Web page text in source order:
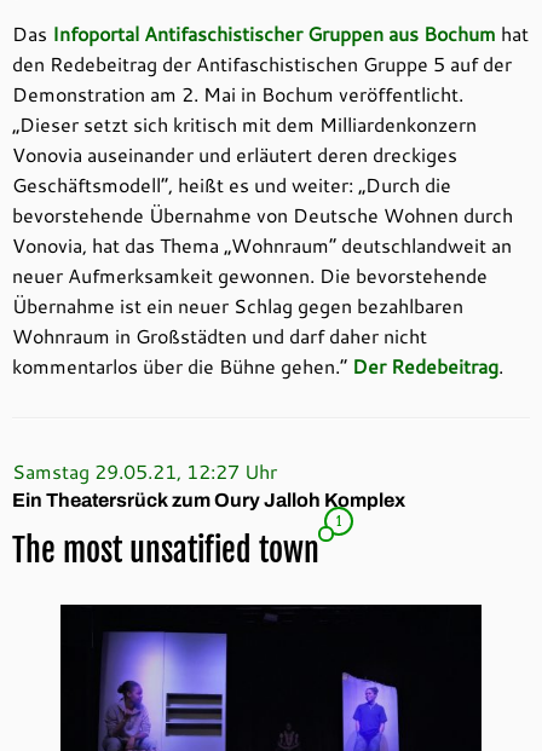
Das Infoportal Antifaschistischer Gruppen aus Bochum hat
den Redebeitrag der Antifaschistischen Gruppe 5 auf der
Demonstration am 2. Mai in Bochum veröffentlicht.
„Dieser setzt sich kritisch mit dem Milliardenkonzern
Vonovia auseinander und erläutert deren dreckiges
Geschäftsmodell“, heißt es und weiter: „Durch die
bevorstehende Übernahme von Deutsche Wohnen durch
Vonovia, hat das Thema „Wohnraum“ deutschlandweit an
neuer Aufmerksamkeit gewonnen. Die bevorstehende
Übernahme ist ein neuer Schlag gegen bezahlbaren
Wohnraum in Großstädten und darf daher nicht
kommentarlos über die Bühne gehen.“ Der Redebeitrag.
Samstag 29.05.21, 12:27 Uhr
Ein Theatersrück zum Oury Jalloh Komplex
The most unsatified town
1